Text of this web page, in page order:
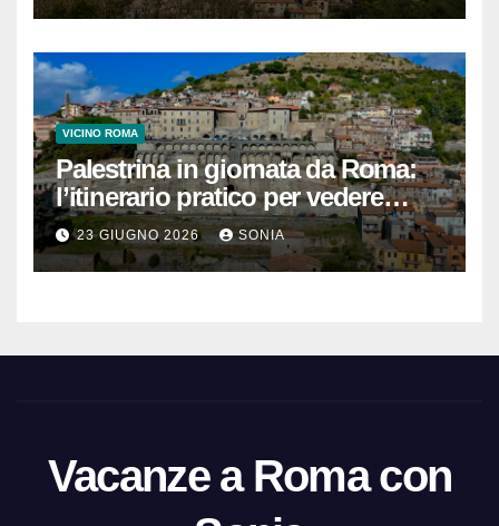
VICINO ROMA
Palestrina in giornata da Roma:
l’itinerario pratico per vedere
Santuario, Museo e centro
storico
23 GIUGNO 2026 SONIA
Vacanze a Roma con